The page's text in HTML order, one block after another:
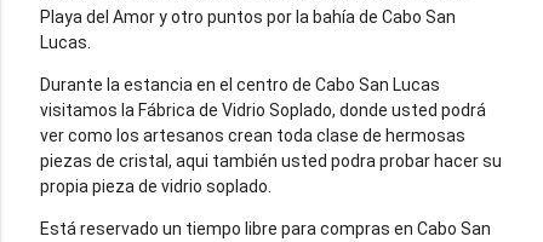
Playa del Amor y otro puntos por la bahía de Cabo San
Lucas.
Durante la estancia en el centro de Cabo San Lucas
visitamos la Fábrica de Vidrio Soplado, donde usted podrá
ver como los artesanos crean toda clase de hermosas
piezas de cristal, aqui también usted podra probar hacer su
propia pieza de vidrio soplado.
Está reservado un tiempo libre para compras en Cabo San